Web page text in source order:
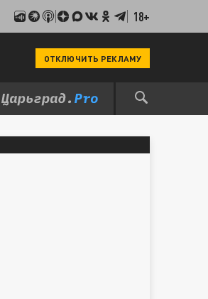
18+
ОТКЛЮЧИТЬ РЕКЛАМУ